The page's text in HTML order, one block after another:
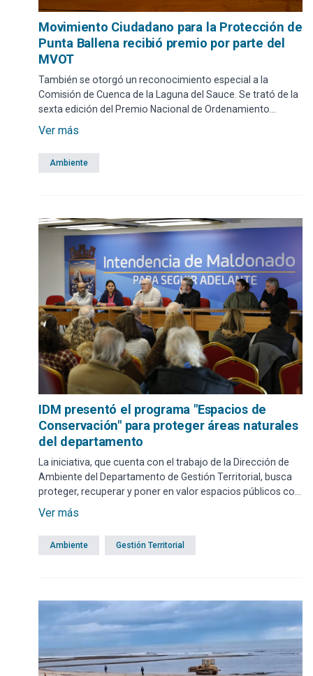
Movimiento Ciudadano para la Protección de
Punta Ballena recibió premio por parte del
MVOT
También se otorgó un reconocimiento especial a la
Comisión de Cuenca de la Laguna del Sauce. Se trató de la
sexta edición del Premio Nacional de Ordenamiento
Territorial y Urbanismo que es una iniciativa impulsada por
otorgados por el Ministerio de Vivienda y Ordenamiento
Territorial (MVOT) a proyectos uruguayos que transforman
Ver más
Ambiente
IDM presentó el programa "Espacios de
Conservación" para proteger áreas naturales
del departamento
La iniciativa, que cuenta con el trabajo de la Dirección de
Ambiente del Departamento de Gestión Territorial, busca
proteger, recuperar y poner en valor espacios públicos con
relevancia ambiental en distintas zonas del departamento.
Ver más
Ambiente Gestión Territorial